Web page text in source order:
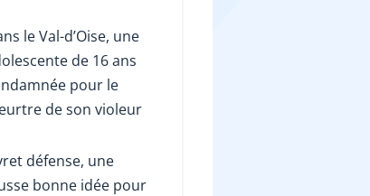
le Val-d’Oise, une
de 16 ans
pour le
de son violeur
défense, une
bonne idée pour